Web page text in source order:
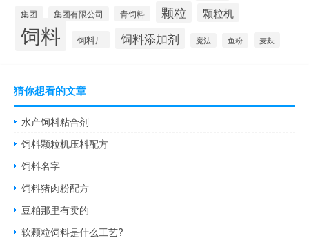
集团 集团有限公司 青饲料 颗粒 颗粒机
饲料 饲料厂 饲料添加剂 魔法 鱼粉 麦麸
猜你想看的文章
水产饲料粘合剂
饲料颗粒机压料配方
饲料名字
饲料猪肉粉配方
豆粕那里有卖的
软颗粒饲料是什么工艺?